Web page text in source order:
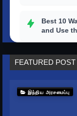
Best 10
and Use
How to
Top 10
FEATURED POST
இந்திய அரசமைப்பு